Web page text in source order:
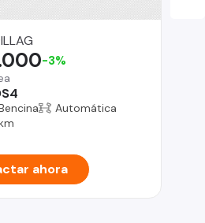
-3%
Automática
ahora